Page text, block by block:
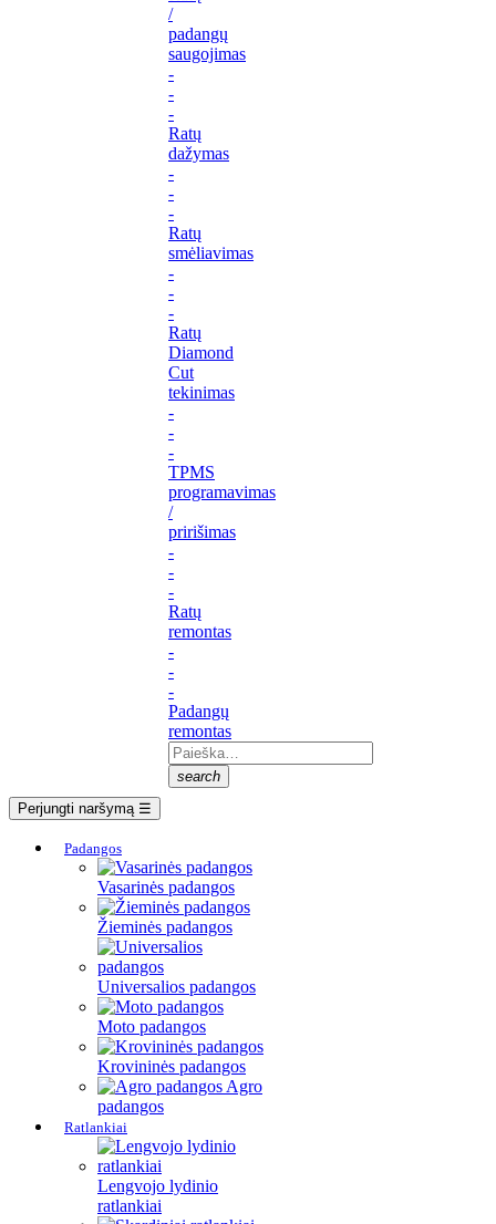
/
padangų
saugojimas
-
-
-
Ratų
dažymas
-
-
-
Ratų
smėliavimas
-
-
-
Ratų
Diamond
Cut
tekinimas
-
-
-
TPMS
programavimas
/
pririšimas
-
-
-
Ratų
remontas
-
-
-
Padangų
remontas
search
Perjungti naršymą ☰
Padangos
Vasarinės padangos
Žieminės padangos
Universalios padangos
Moto padangos
Krovininės padangos
Agro
padangos
Ratlankiai
Lengvojo lydinio
ratlankiai